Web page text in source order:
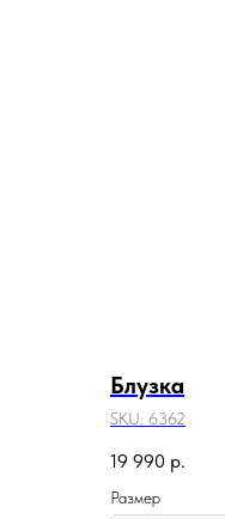
Блузка
SKU: 6362
19 990 р.
Размер